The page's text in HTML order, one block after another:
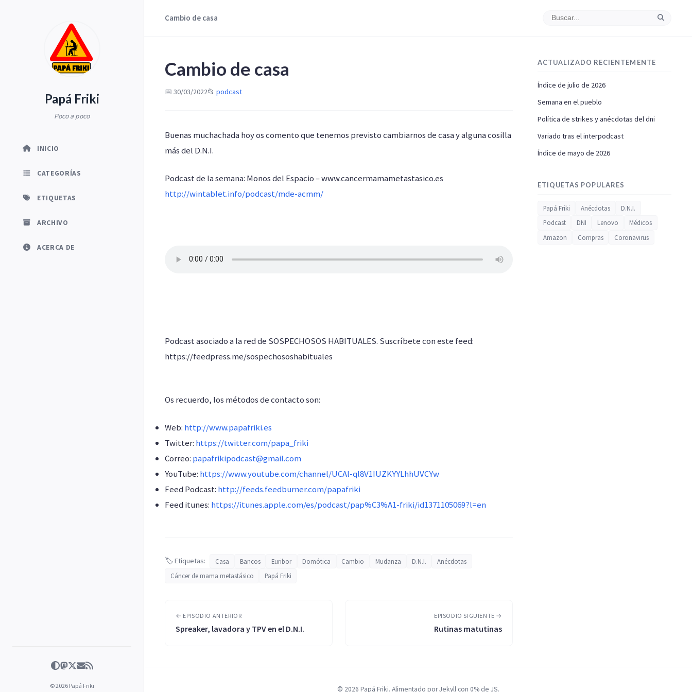
Papá Friki
Poco a poco
INICIO
CATEGORÍAS
ETIQUETAS
ARCHIVO
ACERCA DE
© 2026 Papá Friki
Cambio de casa
Cambio de casa
📅 30/03/2022📂 podcast
Buenas muchachada hoy os comento que tenemos previsto cambiarnos de casa y alguna cosilla
más del D.N.I.
Podcast de la semana: Monos del Espacio – www.cancermamametastasico.es
http://wintablet.info/podcast/mde-acmm/
Podcast asociado a la red de SOSPECHOSOS HABITUALES. Suscríbete con este feed:
https://feedpress.me/sospechososhabituales
Os recuerdo, los métodos de contacto son:
Web: http://www.papafriki.es
Twitter: https://twitter.com/papa_friki
Correo: papafrikipodcast@gmail.com
YouTube: https://www.youtube.com/channel/UCAl-ql8V1IUZKYYLhhUVCYw
Feed Podcast: http://feeds.feedburner.com/papafriki
Feed itunes: https://itunes.apple.com/es/podcast/pap%C3%A1-friki/id1371105069?l=en
🏷️ Etiquetas: Casa Bancos Euribor Domótica Cambio Mudanza D.N.I.
Anécdotas
Cáncer de mama metastásico
Papá Friki
← EPISODIO ANTERIOR
Spreaker, lavadora y TPV en el D.N.I.
EPISODIO SIGUIENTE →
Rutinas matutinas
ACTUALIZADO RECIENTEMENTE
Índice de julio de 2026
Semana en el pueblo
Política de strikes y anécdotas del dni
Variado tras el interpodcast
Índice de mayo de 2026
ETIQUETAS POPULARES
Papá Friki Anécdotas
D.N.I.
Podcast
DNI Lenovo
Médicos
Amazon
Compras Coronavirus
© 2026 Papá Friki. Alimentado por Jekyll con 0% de JS.